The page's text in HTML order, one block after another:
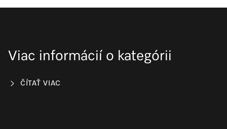
Viac informácií o kategórii
ČÍTAŤ VIAC